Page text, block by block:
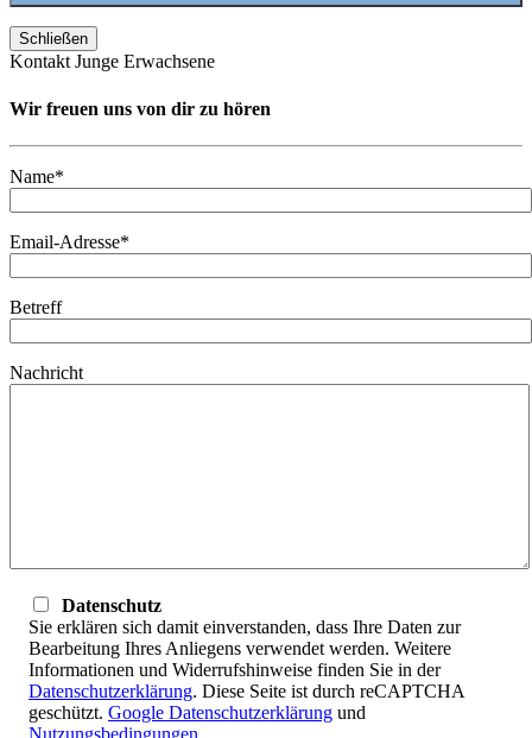
Schließen
Kontakt Junge Erwachsene
Wir freuen uns von dir zu hören
Name*
Email-Adresse*
Betreff
Nachricht
Datenschutz
Sie erklären sich damit einverstanden, dass Ihre Daten zur
Bearbeitung Ihres Anliegens verwendet werden. Weitere
Informationen und Widerrufshinweise finden Sie in der
Datenschutzerklärung. Diese Seite ist durch reCAPTCHA
geschützt. Google Datenschutzerklärung und
Nutzungsbedingungen.